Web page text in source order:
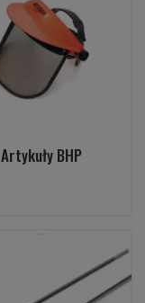
Artykuły BHP